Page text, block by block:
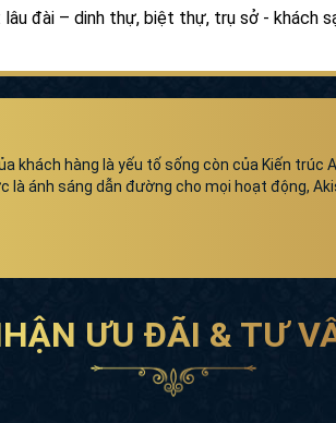
đài – dinh thự, biệt thự, trụ sở - khách
khách hàng là yếu tố sống còn của Kiến
là ánh sáng dẫn đường cho mọi hoạt động,
ƯU ĐÃI & TƯ